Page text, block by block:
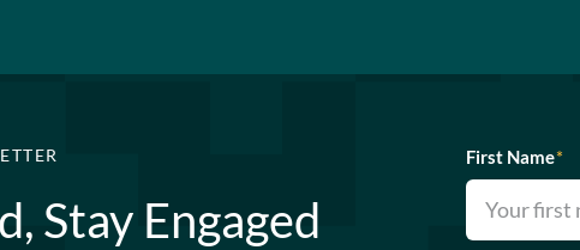
Stay Engaged
First Name*